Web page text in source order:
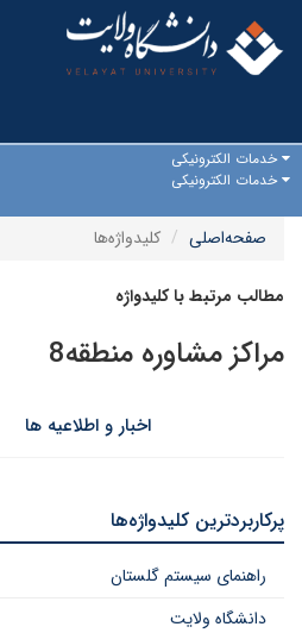
خدمات الکترونیکی
خدمات الکترونیکی
صفحه‌اصلی
کلیدواژه‌ها
مطالب مرتبط با کلیدواژه
مراکز مشاوره منطقه8
اخبار و اطلاعیه ها
پرکاربردترین کلیدواژه‌ها
راهنمای سیستم گلستان
دانشگاه ولایت